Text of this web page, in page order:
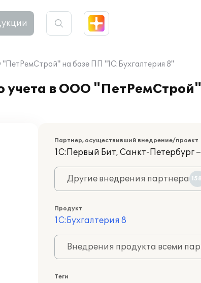
на базе ПП "1С:Бухгалтерия 8"
учета в ООО
Партнер, осуществивший внедрение/проект
1С:Первый Бит, Санкт-Петербург
Другие внедрения партнера
Продукт
1С:Бухгалтерия 8
Внедрения продукта всеми
Теги